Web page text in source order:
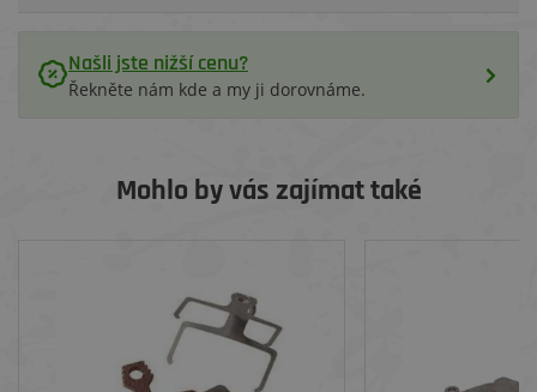
Našli jste nižší cenu?
Řekněte nám kde a my ji dorovnáme.
Mohlo by vás zajímat také